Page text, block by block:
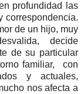
profundidad las
correspondencia.
de un hijo, muy
decide
de su particular
familiar, con
y actuales,
nos afecta a